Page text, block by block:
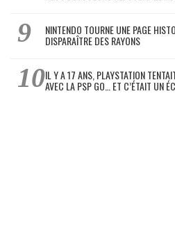
NINTENDO TOURNE UNE PAGE
DISPARAÎTRE DES RAYONS
IL Y A 17 ANS, PLAYSTATION
AVEC LA PSP GO… ET C’ÉTAIT UN